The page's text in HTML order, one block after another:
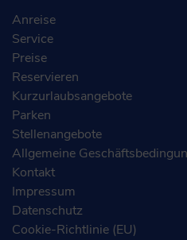
Anreise
Service
Preise
Reservieren
Kurzurlaubsangebote
Parken
Stellenangebote
Allgemeine
Kontakt
Impressum
Datenschutz
Cookie-Richtlinie (EU)